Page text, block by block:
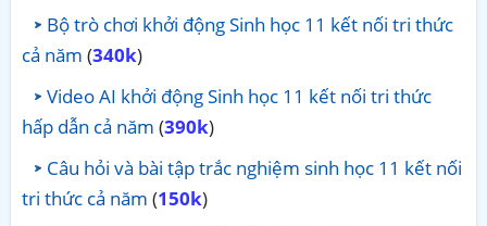
Bộ trò chơi khởi động Sinh học 11 kết nối tri thức
cả năm (340k)
Video AI khởi động Sinh học 11 kết nối tri thức
hấp dẫn cả năm (390k)
Câu hỏi và bài tập trắc nghiệm sinh học 11 kết nối
tri thức cả năm (150k)